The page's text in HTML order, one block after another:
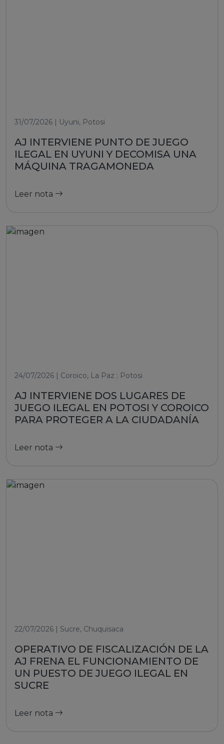
31/07/2026 | Uyuni, Potosi
AJ INTERVIENE PUNTO DE JUEGO
ILEGAL EN UYUNI Y DECOMISA UNA
MÁQUINA TRAGAMONEDA
Leer nota
24/07/2026 | Coroico, La Paz ; Potosi
AJ INTERVIENE DOS LUGARES DE
JUEGO ILEGAL EN POTOSI Y COROICO
PARA PROTEGER A LA CIUDADANÍA
Leer nota
22/07/2026 | Sucre, Chuquisaca
OPERATIVO DE FISCALIZACIÓN DE LA
AJ FRENA EL FUNCIONAMIENTO DE
UN PUESTO DE JUEGO ILEGAL EN
SUCRE
Leer nota